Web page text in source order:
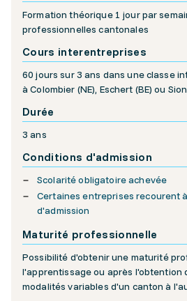
Formation théorique 1 jour par
professionnelles cantonales
Cours interentreprises
60 jours sur 3 ans dans une classe
à Colombier (NE), Eschert (BE) ou
Durée
3 ans
Conditions d'admission
Scolarité obligatoire achevée
Certaines entreprises recourent
d'admission
Maturité professionnelle
Possibilité d'obtenir une maturité
l'apprentissage ou après l'obtention
modalités variables d'un canton à